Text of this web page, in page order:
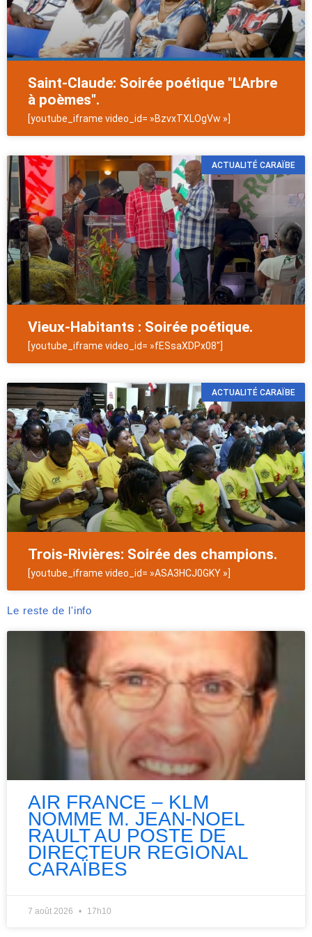
Saint-Claude: Soirée poétique "L'Arbre
à poèmes".
[youtube_iframe video_id= »BzvxTXLOgVw »]
ACTUALITÉ CARAÏBE
Vieux-Habitants : Soirée poétique.
[youtube_iframe video_id= »fESsaXDPx08″]
ACTUALITÉ CARAÏBE
Trois-Rivières: Soirée des champions.
[youtube_iframe video_id= »ASA3HCJ0GKY »]
Le reste de l'info
AIR FRANCE – KLM
NOMME M. JEAN-NOEL
RAULT AU POSTE DE
DIRECTEUR REGIONAL
CARAÏBES
7 août 2026 17h10